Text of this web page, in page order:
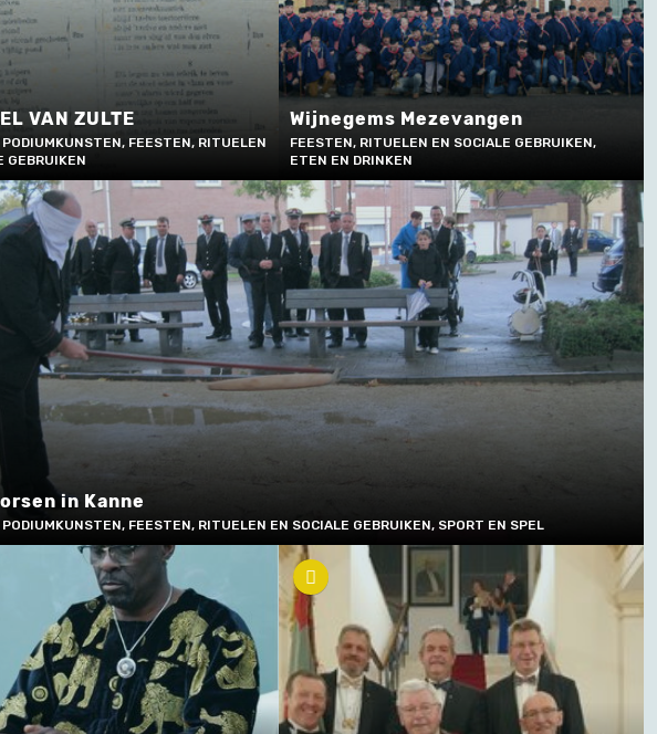
VAN ZULTE
FEESTEN, RITUELEN
GEBRUIKEN
Wijnegems Mezevangen
FEESTEN, RITUELEN EN SOCIALE GEBRUIKEN,
ETEN EN DRINKEN
in Kanne
FEESTEN, RITUELEN EN SOCIALE GEBRUIKEN, SPORT EN SPEL